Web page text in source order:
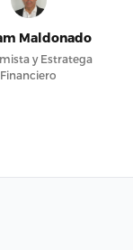
Maldonado
y Estratega
Financiero